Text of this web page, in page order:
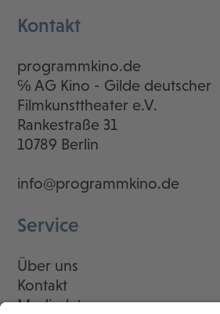
Kontakt
programmkino.de
℅ AG Kino - Gilde deutscher
Filmkunsttheater e.V.
Rankestraße 31
10789 Berlin
info@programmkino.de
Service
Über uns
Kontakt
Mediadaten